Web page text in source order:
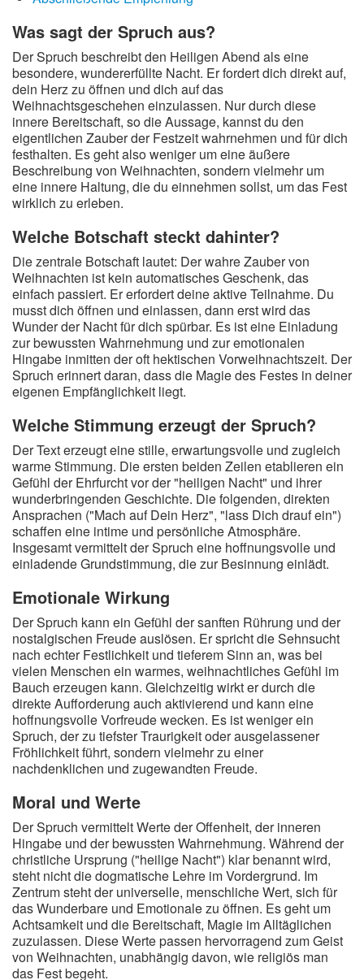
Was sagt der Spruch aus?
Der Spruch beschreibt den Heiligen Abend als eine
besondere, wundererfüllte Nacht. Er fordert dich direkt auf,
dein Herz zu öffnen und dich auf das
Weihnachtsgeschehen einzulassen. Nur durch diese
innere Bereitschaft, so die Aussage, kannst du den
eigentlichen Zauber der Festzeit wahrnehmen und für dich
festhalten. Es geht also weniger um eine äußere
Beschreibung von Weihnachten, sondern vielmehr um
eine innere Haltung, die du einnehmen sollst, um das Fest
wirklich zu erleben.
Welche Botschaft steckt dahinter?
Die zentrale Botschaft lautet: Der wahre Zauber von
Weihnachten ist kein automatisches Geschenk, das
einfach passiert. Er erfordert deine aktive Teilnahme. Du
musst dich öffnen und einlassen, dann erst wird das
Wunder der Nacht für dich spürbar. Es ist eine Einladung
zur bewussten Wahrnehmung und zur emotionalen
Hingabe inmitten der oft hektischen Vorweihnachtszeit. Der
Spruch erinnert daran, dass die Magie des Festes in deiner
eigenen Empfänglichkeit liegt.
Welche Stimmung erzeugt der Spruch?
Der Text erzeugt eine stille, erwartungsvolle und zugleich
warme Stimmung. Die ersten beiden Zeilen etablieren ein
Gefühl der Ehrfurcht vor der "heiligen Nacht" und ihrer
wunderbringenden Geschichte. Die folgenden, direkten
Ansprachen ("Mach auf Dein Herz", "lass Dich drauf ein")
schaffen eine intime und persönliche Atmosphäre.
Insgesamt vermittelt der Spruch eine hoffnungsvolle und
einladende Grundstimmung, die zur Besinnung einlädt.
Emotionale Wirkung
Der Spruch kann ein Gefühl der sanften Rührung und der
nostalgischen Freude auslösen. Er spricht die Sehnsucht
nach echter Festlichkeit und tieferem Sinn an, was bei
vielen Menschen ein warmes, weihnachtliches Gefühl im
Bauch erzeugen kann. Gleichzeitig wirkt er durch die
direkte Aufforderung auch aktivierend und kann eine
hoffnungsvolle Vorfreude wecken. Es ist weniger ein
Spruch, der zu tiefster Traurigkeit oder ausgelassener
Fröhlichkeit führt, sondern vielmehr zu einer
nachdenklichen und zugewandten Freude.
Moral und Werte
Der Spruch vermittelt Werte der Offenheit, der inneren
Hingabe und der bewussten Wahrnehmung. Während der
christliche Ursprung ("heilige Nacht") klar benannt wird,
steht nicht die dogmatische Lehre im Vordergrund. Im
Zentrum steht der universelle, menschliche Wert, sich für
das Wunderbare und Emotionale zu öffnen. Es geht um
Achtsamkeit und die Bereitschaft, Magie im Alltäglichen
zuzulassen. Diese Werte passen hervorragend zum Geist
von Weihnachten, unabhängig davon, wie religiös man
das Fest begeht.